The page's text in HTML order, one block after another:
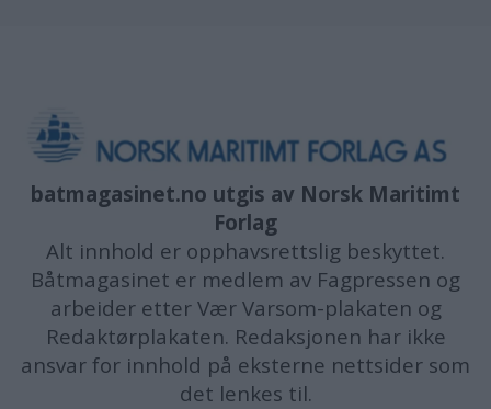
batmagasinet.no utgis av Norsk Maritimt
Forlag
Alt innhold er opphavsrettslig beskyttet.
Båtmagasinet er medlem av Fagpressen og
arbeider etter Vær Varsom-plakaten og
Redaktørplakaten. Redaksjonen har ikke
ansvar for innhold på eksterne nettsider som
det lenkes til.